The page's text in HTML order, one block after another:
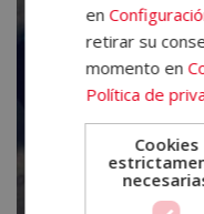
en
retirar su
momento en
Política de
Cookies